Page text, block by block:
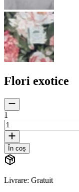
Flori exotice
1
În coș
Livrare: Gratuit